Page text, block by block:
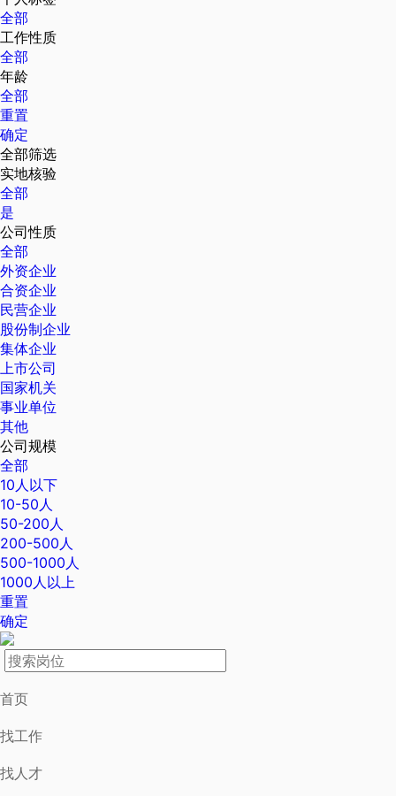
全部
工作性质
全部
年龄
全部
重置
确定
全部筛选
实地核验
全部
是
公司性质
全部
外资企业
合资企业
民营企业
股份制企业
集体企业
上市公司
国家机关
事业单位
其他
公司规模
全部
10人以下
10-50人
50-200人
200-500人
500-1000人
1000人以上
重置
确定
首页
找工作
找人才